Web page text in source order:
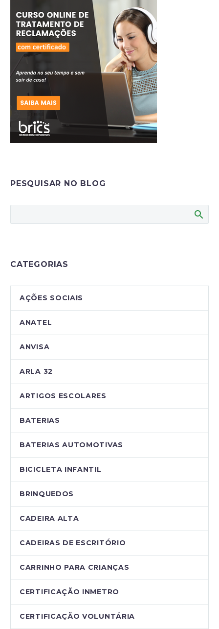
PESQUISAR NO BLOG
CATEGORIAS
AÇÕES SOCIAIS
ANATEL
ANVISA
ARLA 32
ARTIGOS ESCOLARES
BATERIAS
BATERIAS AUTOMOTIVAS
BICICLETA INFANTIL
BRINQUEDOS
CADEIRA ALTA
CADEIRAS DE ESCRITÓRIO
CARRINHO PARA CRIANÇAS
CERTIFICAÇÃO INMETRO
CERTIFICAÇÃO VOLUNTÁRIA